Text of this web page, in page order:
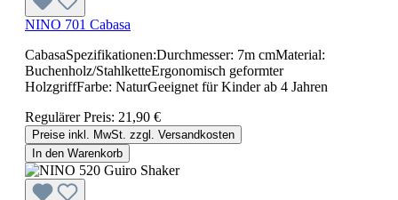
NINO 701 Cabasa
CabasaSpezifikationen:Durchmesser: 7m cmMaterial:
Buchenholz/StahlketteErgonomisch geformter
HolzgriffFarbe: NaturGeeignet für Kinder ab 4 Jahren
Regulärer Preis: 21,90 €
Preise inkl. MwSt. zzgl. Versandkosten
In den Warenkorb